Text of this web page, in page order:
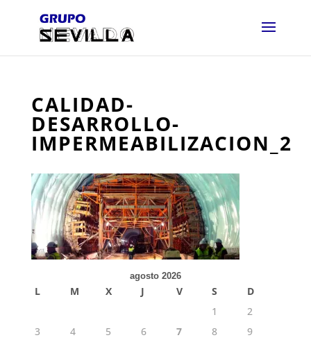
CALIDAD-
DESARROLLO-
IMPERMEABILIZACION_2
agosto 2026
L M X J V S
D
1
2
3
4 5 6 7 8
9